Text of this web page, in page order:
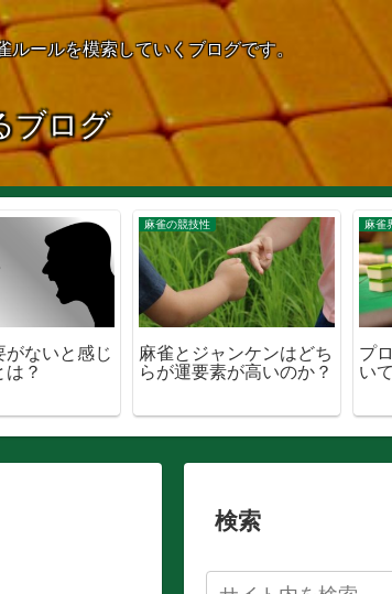
ールを模索していくブログです。
ブログ
がないと感じ
は？
麻雀の競技性
麻雀とジャンケンはどち
らが運要素が高いのか？
麻雀
プ
いて
検索